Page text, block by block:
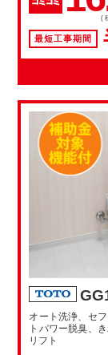
(
最短工事期間
オート洗浄、セ
トパワー脱臭、
リフト